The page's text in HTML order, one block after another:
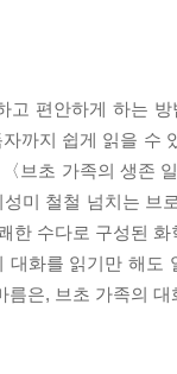
편안하게 하는
까지 쉽게 읽을
브초 가족의 생존
미 철철 넘치는
한 수다로 구성된
화를 읽기만 해
은, 브초 가족의